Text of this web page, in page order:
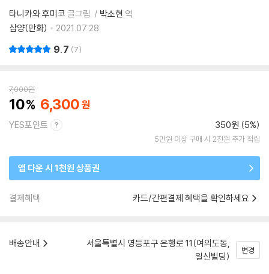
타니카와 후미코 글그림 박소현 역
삼양(만화)
2021.07.28.
9.7 7
7,000원
10 6,300
YES포인트 350원 (5%)
5만원 이상 구매 시 2천원 추가 적립
앱 다운 시 1천원 상품권
결제혜택 카드/간편결제 혜택을 확인하세요
배송안내
서울특별시 영등포구 은행로 11(여의도동,
일신빌딩)
변경